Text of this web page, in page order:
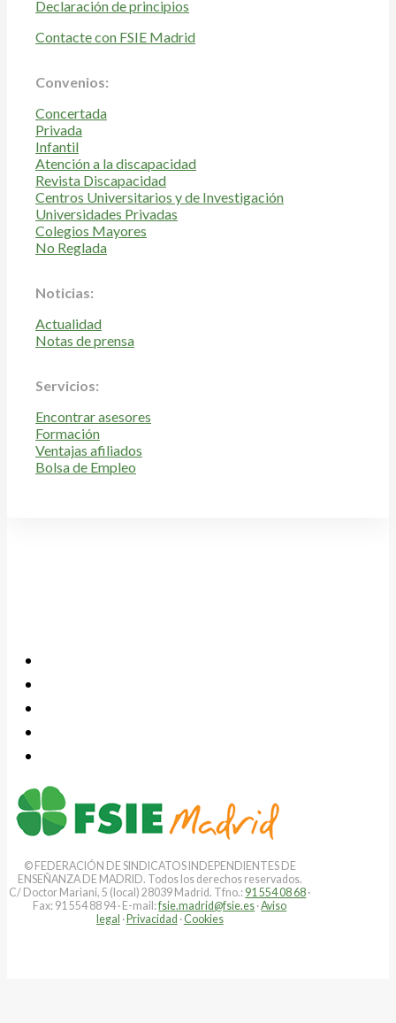
Declaración de principios
Contacte con FSIE Madrid
Convenios:
Concertada
Privada
Infantil
Atención a la discapacidad
Revista Discapacidad
Centros Universitarios y de Investigación
Universidades Privadas
Colegios Mayores
No Reglada
Noticias:
Actualidad
Notas de prensa
Servicios:
Encontrar asesores
Formación
Ventajas afiliados
Bolsa de Empleo
© FEDERACIÓN DE SINDICATOS INDEPENDIENTES DE
ENSEÑANZA DE MADRID. Todos los derechos reservados.
C/ Doctor Mariani, 5 (local) 28039 Madrid. Tfno.: 91 554 08 68 ·
Fax: 91 554 88 94 · E-mail:fsie.madrid@fsie.es ·Aviso
legal ·Privacidad · Cookies